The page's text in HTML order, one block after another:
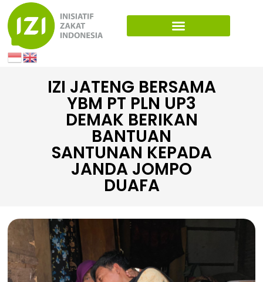
IZI JATENG BERSAMA
YBM PT PLN UP3
DEMAK BERIKAN
BANTUAN
SANTUNAN KEPADA
JANDA JOMPO
DUAFA